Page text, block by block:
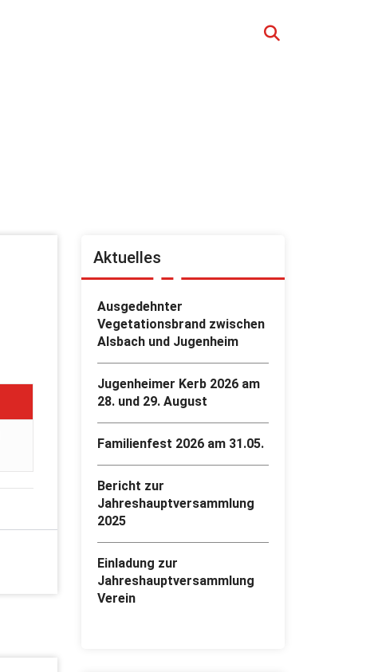
Aktuelles
Ausgedehnter
Vegetationsbrand zwischen
Alsbach und Jugenheim
Jugenheimer Kerb 2026 am
28. und 29. August
Familienfest 2026 am 31.05.
Bericht zur
Jahreshauptversammlung
2025
Einladung zur
Jahreshauptversammlung
Verein